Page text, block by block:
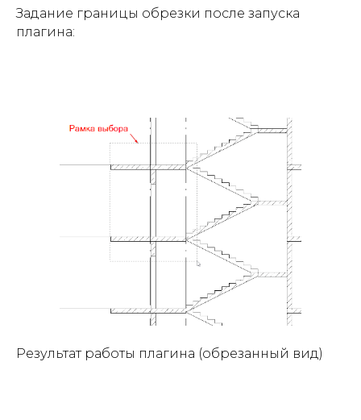
Задание границы обрезки после запуска
плагина:
Результат работы плагина (обрезанный вид)